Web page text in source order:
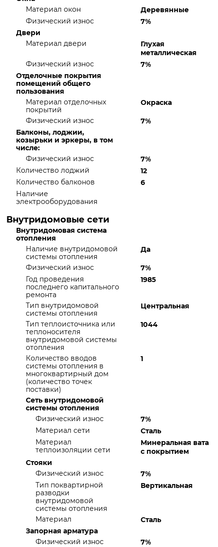
Материал окон
Деревянные
Физический износ
7%
Двери
Материал двери
Глухая
металлическая
Физический износ
7%
Отделочные покрытия
помещений общего
пользования
Материал отделочных
покрытий
Окраска
Физический износ
7%
Балконы, лоджии,
козырьки и эркеры, в том
числе:
Физический износ
7%
Количество лоджий
12
Количество балконов
6
Наличие
электрооборудования
Внутридомовые сети
Внутридомовая система
отопления
Наличие внутридомовой
системы отопления
Да
Физический износ
7%
Год проведения
последнего капитального
ремонта
1985
Тип внутридомовой
системы отопления
Центральная
Тип теплоисточника или
теплоносителя
внутридомовой системы
отопления
1044
Количество вводов
системы отопления в
многоквартирный дом
(количество точек
поставки)
1
Сеть внутридомовой
системы отопления
Физический износ
7%
Материал сети
Сталь
Материал
теплоизоляции сети
Минеральная вата
с покрытием
Стояки
Физический износ
7%
Тип поквартирной
разводки
внутридомовой
системы отопления
Вертикальная
Материал
Сталь
Запорная арматура
Физический износ
7%